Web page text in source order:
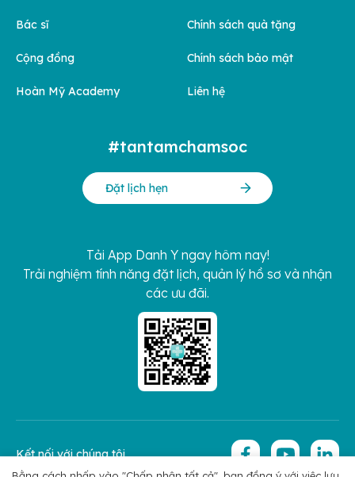
Bác sĩ
Cộng đồng
Hoàn Mỹ Academy
Chính sách quà tặng
Chính sách bảo mật
Liên hệ
#tantamchamsoc
Đặt lịch hẹn
Tải App Danh Y ngay hôm nay!
Trải nghiệm tính năng đặt lịch, quản lý hồ sơ và nhận
các ưu đãi.
Kết nối với chúng tôi